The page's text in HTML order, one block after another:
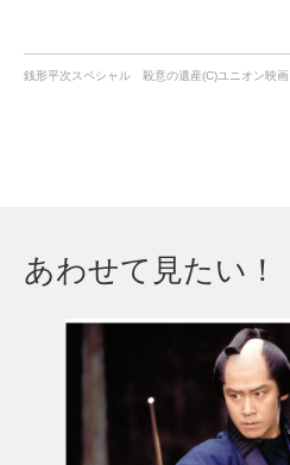
銭形平次スペシャル 殺意の遺産(C)ユニオン映画
あわせて見たい！